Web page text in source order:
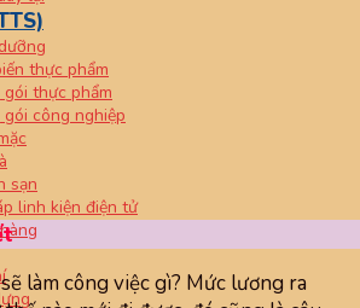
thực phẩm
thực phẩm
công nghiệp
sạn
linh kiện điện tử
làm công việc gì? Mức lương ra